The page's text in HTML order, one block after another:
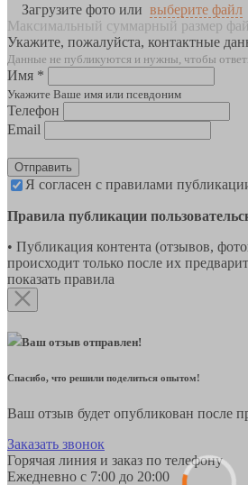
Загрузите фото или выберите файл
Максимальный суммарный размер
Укажите, пожалуйста, контактные
Данные не публикуются и нужны, чтобы
Имя *
Укажите Ваше имя или псевдоним
Телефон
Email
Отправить
Я согласен с правилами
Правила публикации
• Публикация контента (отзывов,
происходит только после их
показать правила
Ваш отзыв отправлен!
Спасибо, что решили поделиться опытом!
Ваш отзыв будет опубликован после
Заказать звонок
Горячая линия и заказ по телефону
Ежедневно с 7:00 до 20:00